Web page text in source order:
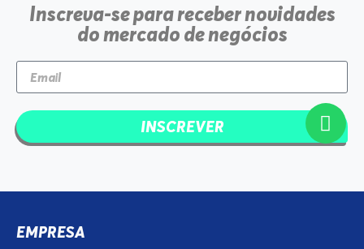
Inscreva-se para receber novidades
do mercado de negócios
INSCREVER
EMPRESA